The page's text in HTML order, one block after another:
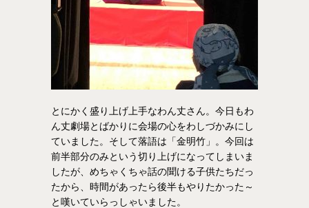
とにかく盛り上げ上手なわん丈さん。今日もわ
ん丈劇場とばかりに会場の心をわしづかみにし
ていました。そして落語は「金明竹」。今回は
前半部分のみという切り上げになってしまいま
したが、めちゃくちゃ話の聞ける子供たちだっ
たから、時間があったら後半もやりたかった～
と嘆いていらっしゃいました。